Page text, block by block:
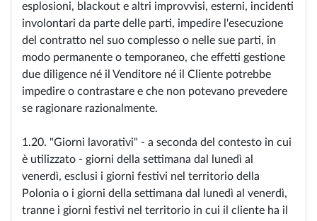
esplosioni, blackout e altri improvvisi, esterni, incidenti
involontari da parte delle parti, impedire l'esecuzione
del contratto nel suo complesso o nelle sue parti, in
modo permanente o temporaneo, che effetti gestione
due diligence né il Venditore né il Cliente potrebbe
impedire o contrastare e che non potevano prevedere
se ragionare razionalmente.
1.20. "Giorni lavorativi" - a seconda del contesto in cui
è utilizzato - giorni della settimana dal lunedì al
venerdì, esclusi i giorni festivi nel territorio della
Polonia o i giorni della settimana dal lunedì al venerdì,
tranne i giorni festivi nel territorio in cui il cliente ha il